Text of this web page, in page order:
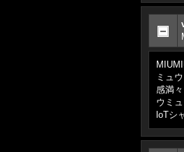
ミュ
感満
ウミ
loTシ